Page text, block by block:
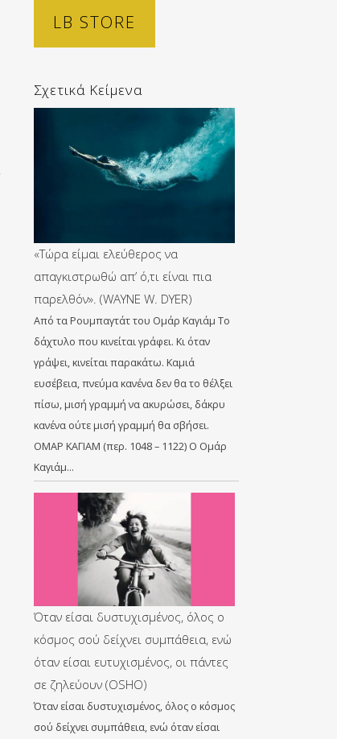
LB STORE
Σχετικά Κείμενα
«Τώρα είμαι ελεύθερος να
απαγκιστρωθώ απ’ ό,τι είναι πια
παρελθόν». (WAYNE W. DYER)
Από τα Ρουμπαγτάτ του Ομάρ Καγιάμ Το
δάχτυλο που κινείται γράφει. Κι όταν
γράψει, κινείται παρακάτω. Καμιά
ευσέβεια, πνεύμα κανένα δεν θα το θέλξει
πίσω, μισή γραμμή να ακυρώσει, δάκρυ
κανένα ούτε μισή γραμμή θα σβήσει.
ΟΜΑΡ ΚΑΓΙΑΜ (περ. 1048 – 1122) Ο Ομάρ
Καγιάμ…
Όταν είσαι δυστυχισμένος, όλος ο
κόσμος σού δείχνει συμπάθεια, ενώ
όταν είσαι ευτυχισμένος, οι πάντες
σε ζηλεύουν (OSHO)
Όταν είσαι δυστυχισμένος, όλος ο κόσμος
σού δείχνει συμπάθεια, ενώ όταν είσαι